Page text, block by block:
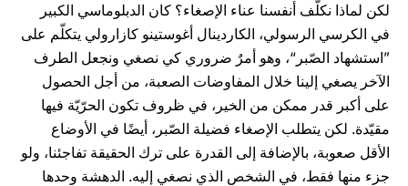
لكن لماذا نكلّف أنفسنا عناء الإصغاء؟ كان الدبلوماسي الكبير
في الكرسي الرسولي، الكاردينال أغوستينو كازارولي يتكلّم على
”استشهاد الصّبر“، وهو أمرٌ ضروري كي نصغي ونجعل الطرف
الآخر يصغي إلينا خلال المفاوضات الصعبة، من أجل الحصول
على أكبر قدر ممكن من الخير، في ظروف تكون الحرّيّة فيها
مقيّدة. لكن يتطلب الإصغاء فضيلة الصّبر، أيضًا في الأوضاع
الأقل صعوبة، بالإضافة إلى القدرة على ترك الحقيقة تفاجئنا، ولو
جزء منها فقط، في الشخص الذي نصغي إليه. الدهشة وحدها